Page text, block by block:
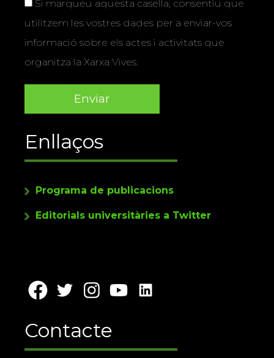
Si marqueu aquesta casella, consentiu que
utilitzem les vostres dades per a enviar-vos
informació sobre els actes i activitats que
organitza la Xarxa Vives.
Enllaços
Programa de publicacions
Editorials universitàries a Twitter
Contacte